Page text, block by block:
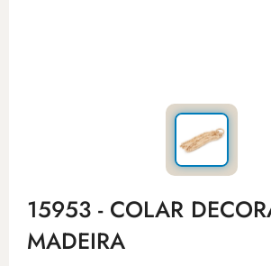
15953 - COLAR
MADEIRA